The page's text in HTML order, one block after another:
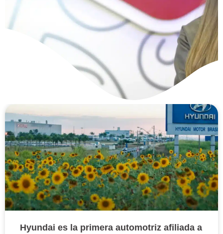
Sostenibilidad en Productos
Ramo: Economía Circular en
CIRCULAR
Hyundai es la primera automotriz afiliada a